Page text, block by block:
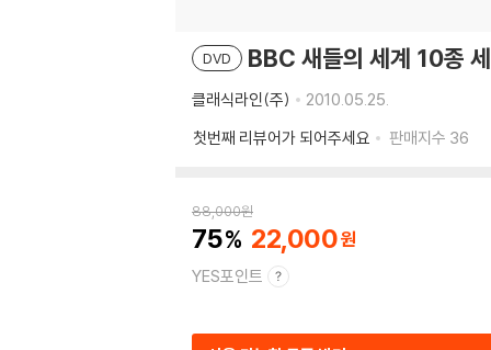
DVD BBC 새들의 세계 10종
클래식라인(주)
2010.05.25.
첫번째 리뷰어가 되어주세요
판매지수 36
88,000원
75 22,000
YES포인트